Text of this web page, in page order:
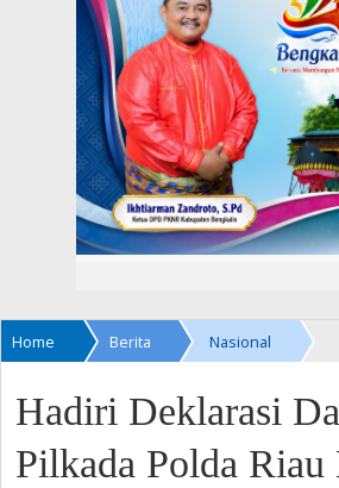
Home Berita Nasional
Hadiri Deklarasi
Pilkada Polda Riau